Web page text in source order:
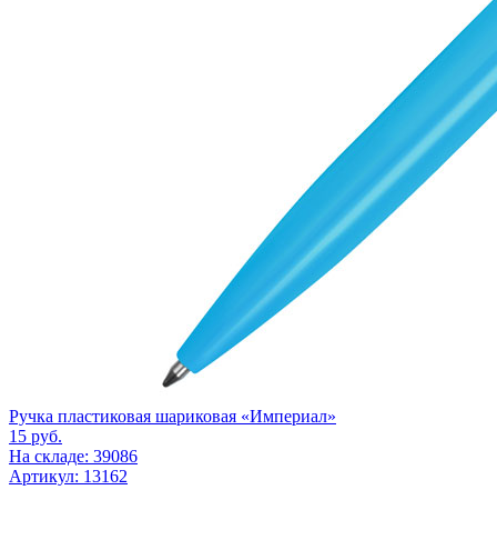
Ручка пластиковая шариковая «Империал»
15 руб.
На складе: 39086
Артикул: 13162